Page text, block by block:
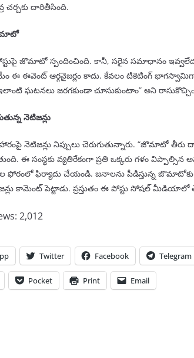
దారితీసింది.
జొమాటో స్పందించింది. కానీ, సరైన సమాధానం
ఈ ఈవెంట్ ఆర్గనైజర్లం కాదు. కేవలం టికెటింగ్
ఘటనలు జరగకుండా చూసుకుంటాం” అని
నెటిజన్లు
నెటిజన్లు నిప్పులు చెరుగుతున్నారు. “జొమాటో
ఈ సంస్థకు వ్యతిరేకంగా ప్రతి ఒక్కరు గళం
ఫిర్యాదు చేయండి. జనాలను పీడిస్తున్న జొమాటోకు
కామెంట్ పెట్టాడు. ప్రస్తుతం ఈ పోస్టు సోషల్ మీడియాలో
2,012
Twitter Facebook Telegram
Pocket Print Email